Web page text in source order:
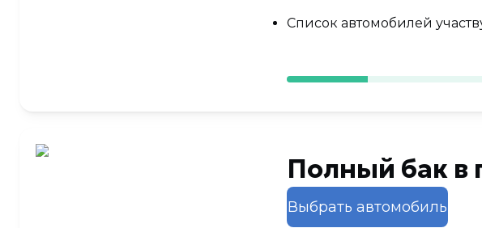
Cписок автомобилей
Полный бак в
Выбрать автомобиль